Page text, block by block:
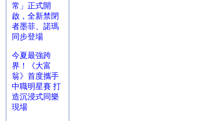
常」正式開
啟，全新禁閉
者墨菲、諾瑪
同步登場
今夏最強跨
界！《大富
翁》首度攜手
中職明星賽 打
造沉浸式同樂
現場